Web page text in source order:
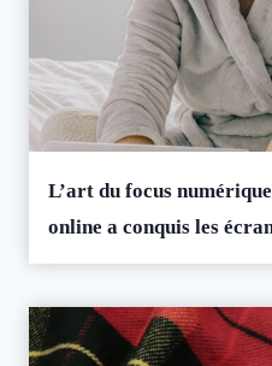
L’art du focus
online a conquis les